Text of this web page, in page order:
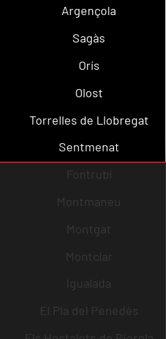
Argençola
Sagàs
Orís
Olost
Torrelles de Llobregat
Sentmenat
Fontrubí
Montmaneu
Montgat
Montclar
Igualada
El Pla del Penedès